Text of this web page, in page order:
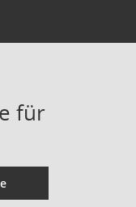
für